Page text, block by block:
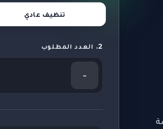
تنظيف عادي
2. العدد المطلوب
-